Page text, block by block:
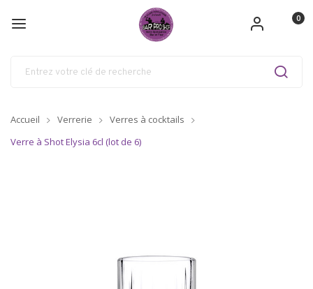
0
Accueil Verrerie
Verres à cocktails
Verre à Shot Elysia 6cl (lot de 6)